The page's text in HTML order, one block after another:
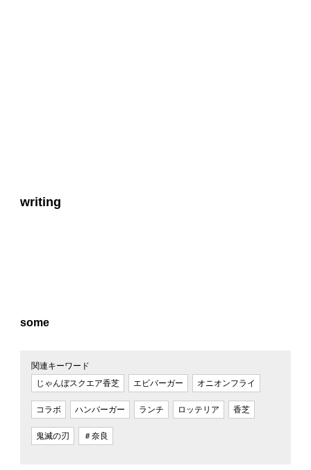
writing
some
関連キーワード
じゃんぼスクエア香芝
エビバーガー オニオンフライ
コラボ ハンバーガー ランチ ロッテリア 香芝
鬼滅の刃 ＃奈良